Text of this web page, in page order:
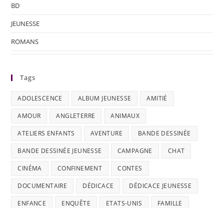
BD
JEUNESSE
ROMANS
Tags
ADOLESCENCE ALBUM JEUNESSE AMITIÉ
AMOUR ANGLETERRE ANIMAUX
ATELIERS ENFANTS AVENTURE BANDE DESSINÉE
BANDE DESSINÉE JEUNESSE CAMPAGNE CHAT
CINÉMA CONFINEMENT CONTES
DOCUMENTAIRE DÉDICACE DÉDICACE JEUNESSE
ENFANCE ENQUÊTE ETATS-UNIS FAMILLE